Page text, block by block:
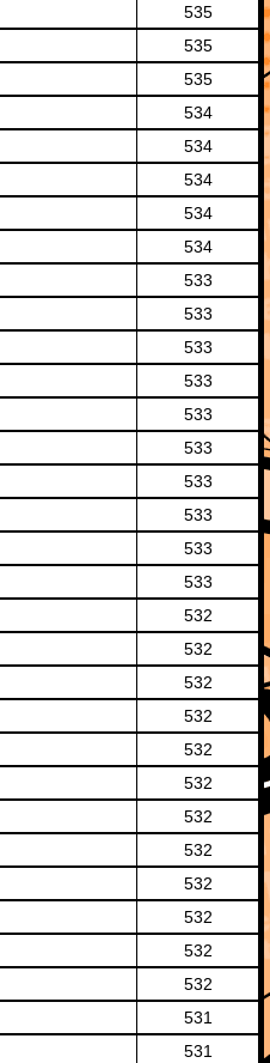
535
535
535
534
534
534
534
534
533
533
533
533
533
533
533
533
533
533
532
532
532
532
532
532
532
532
532
532
532
532
531
531